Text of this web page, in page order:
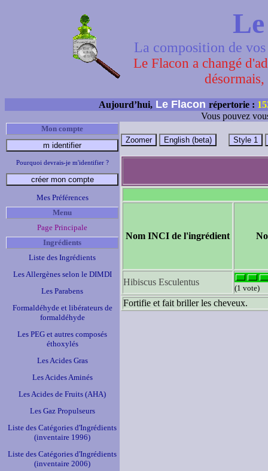
La composition de
Le Flacon a changé
Aujourd’hui, Le Flacon répertorie :
Vous pouvez
Mon compte
Pourquoi devrais-je m'identifier ?
Mes Préférences
Menu
Page Principale
Ingrédients
Liste des Ingrédients
Les Allergènes selon le DIMDI
Les Parabens
Formaldéhyde et libérateurs de
formaldéhyde
Les PEG et autres composés
éthoxylés
Les Acides Gras
Les Acides Aminés
Les Acides de Fruits (AHA)
Les Gaz Propulseurs
Liste des Catégories d'Ingrédients
(inventaire 1996)
Liste des Catégories d'Ingrédients
(inventaire 2006)
Nom INCI de l'ingrédient
Hibiscus Esculentus
(1 vote)
Fortifie et fait briller les cheveux.